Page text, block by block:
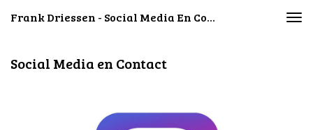
Frank Driessen - Social Media En Contact
Social Media en Contact